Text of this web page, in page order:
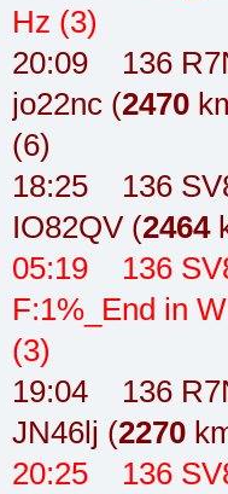
Hz (3)
20:09 136
jo22nc (2470
(6)
18:25 136
IO82QV (2464
05:19 136
F:1%_End in
(3)
19:04 136
JN46lj (2270
20:25 136